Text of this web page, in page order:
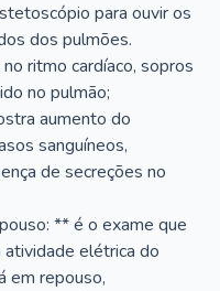
para ouvir os
dos pulmões.
ritmo cardíaco, sopros
no pulmão;
aumento do
sanguíneos,
de secreções no
** é o exame que
elétrica do
em repouso,